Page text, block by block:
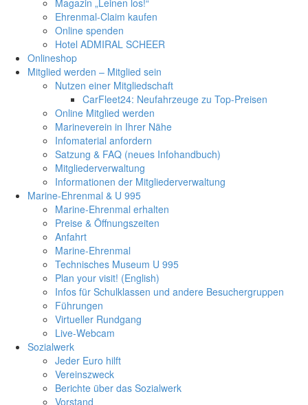
Ehrenmal-Claim kaufen
Online spenden
Hotel ADMIRAL SCHEER
Onlineshop
Mitglied werden – Mitglied sein
Nutzen einer Mitgliedschaft
CarFleet24: Neufahrzeuge zu Top-Preisen
Online Mitglied werden
Marineverein in Ihrer Nähe
Infomaterial anfordern
Satzung & FAQ (neues Infohandbuch)
Mitgliederverwaltung
Informationen der Mitgliederverwaltung
Marine-Ehrenmal & U 995
Marine-Ehrenmal erhalten
Preise & Öffnungszeiten
Anfahrt
Marine-Ehrenmal
Technisches Museum U 995
Plan your visit! (English)
Infos für Schulklassen und andere Besuchergruppen
Führungen
Virtueller Rundgang
Live-Webcam
Sozialwerk
Jeder Euro hilft
Vereinszweck
Berichte über das Sozialwerk
Vorstand